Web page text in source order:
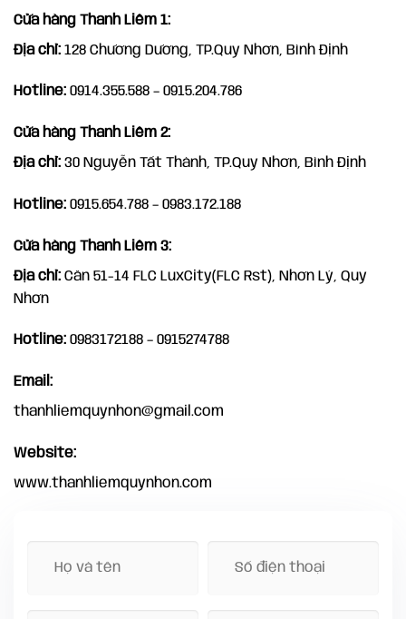
Cửa hàng Thanh Liêm 1:
Địa chỉ: 128 Chương Dương, TP.Quy Nhơn, Bình Định
Hotline: 0914.355.588 – 0915.204.786
Cửa hàng Thanh Liêm 2:
Địa chỉ: 30 Nguyễn Tất Thành, TP.Quy Nhơn, Bình Định
Hotline: 0915.654.788 – 0983.172.188
Cửa hàng Thanh Liêm 3:
Địa chỉ: Căn 51-14 FLC LuxCity(FLC Rst), Nhơn Lý, Quy
Nhơn
Hotline: 0983172188 – 0915274788
Email:
thanhliemquynhon@gmail.com
Website:
www.thanhliemquynhon.com